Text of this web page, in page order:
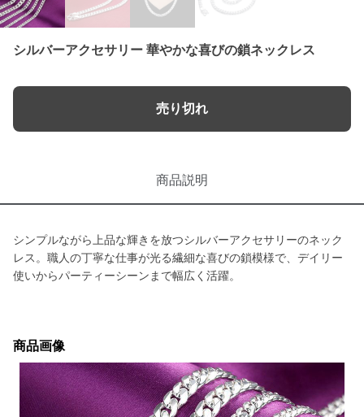
シルバーアクセサリー 華やかな喜びの鎖ネックレス
売り切れ
商品説明
シンプルながら上品な輝きを放つシルバーアクセサリーのネック
レス。職人の丁寧な仕事が光る繊細な喜びの鎖模様で、デイリー
使いからパーティーシーンまで幅広く活躍。
商品画像